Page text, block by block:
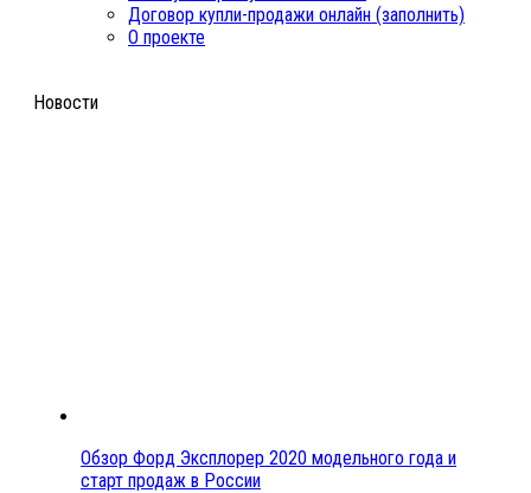
Договор купли-продажи онлайн (заполнить)
О проекте
Новости
Обзор Форд Эксплорер 2020 модельного года и
старт продаж в России